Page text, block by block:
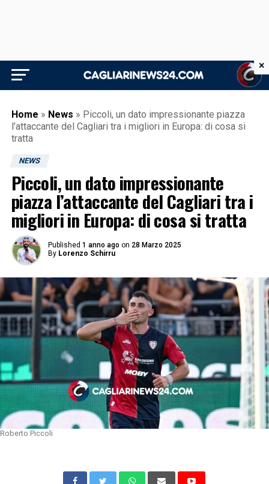
Home » News » Piccoli, un dato impressionante piazza
l’attaccante del Cagliari tra i migliori in Europa: di cosa si
tratta
NEWS
Piccoli, un dato impressionante
piazza l’attaccante del Cagliari tra i
migliori in Europa: di cosa si tratta
Published 1 anno ago on 28 Marzo 2025
By Lorenzo Schirru
Roberto Piccoli
×